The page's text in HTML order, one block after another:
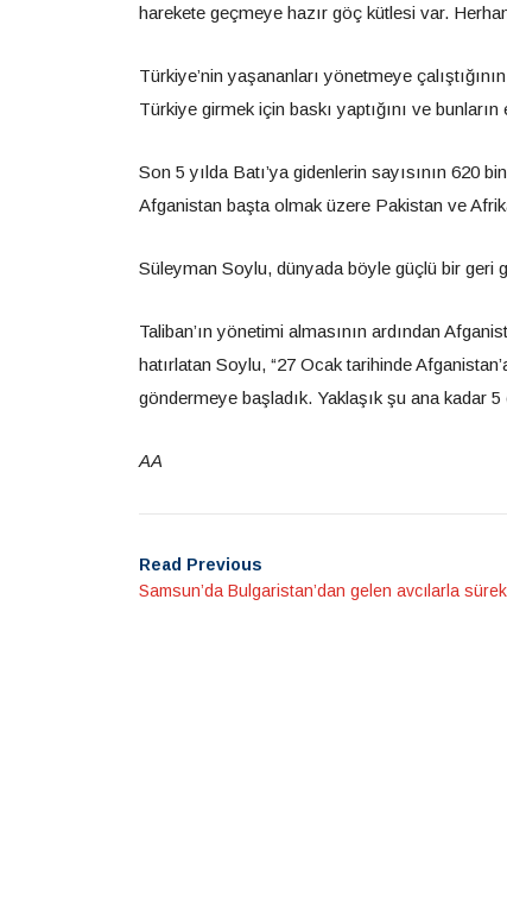
harekete geçmeye hazır göç kütlesi var.
Türkiye’nin yaşananları yönetmeye
Türkiye girmek için baskı yaptığını ve
Son 5 yılda Batı’ya gidenlerin sayısının 620
Afganistan başta olmak üzere Pakistan ve
Süleyman Soylu, dünyada böyle güçlü bir geri
Taliban’ın yönetimi almasının ardından
hatırlatan Soylu, “27 Ocak tarihinde
göndermeye başladık. Yaklaşık şu ana kadar
AA
Read Previous
Samsun’da Bulgaristan’dan gelen avcılarla sürek